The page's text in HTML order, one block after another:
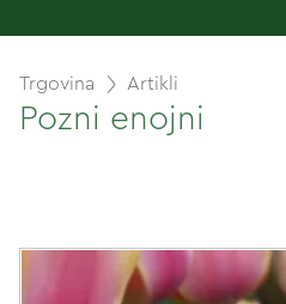
Trgovina Artikli
Pozni enojni